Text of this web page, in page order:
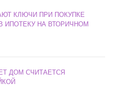
КЛЮЧИ ПРИ ПОКУПКЕ
ИПОТЕКУ НА ВТОРИЧНОМ
ДОМ СЧИТАЕТСЯ